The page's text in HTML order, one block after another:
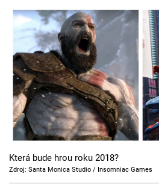
Filmy
Seriály
Hry
Cool Esport
Pořady
TV Program
Která bude hrou roku 2018?
Zdroj: Santa Monica Studio / Insomniac Games